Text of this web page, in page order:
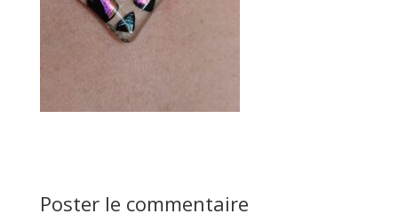
Poster le commentaire